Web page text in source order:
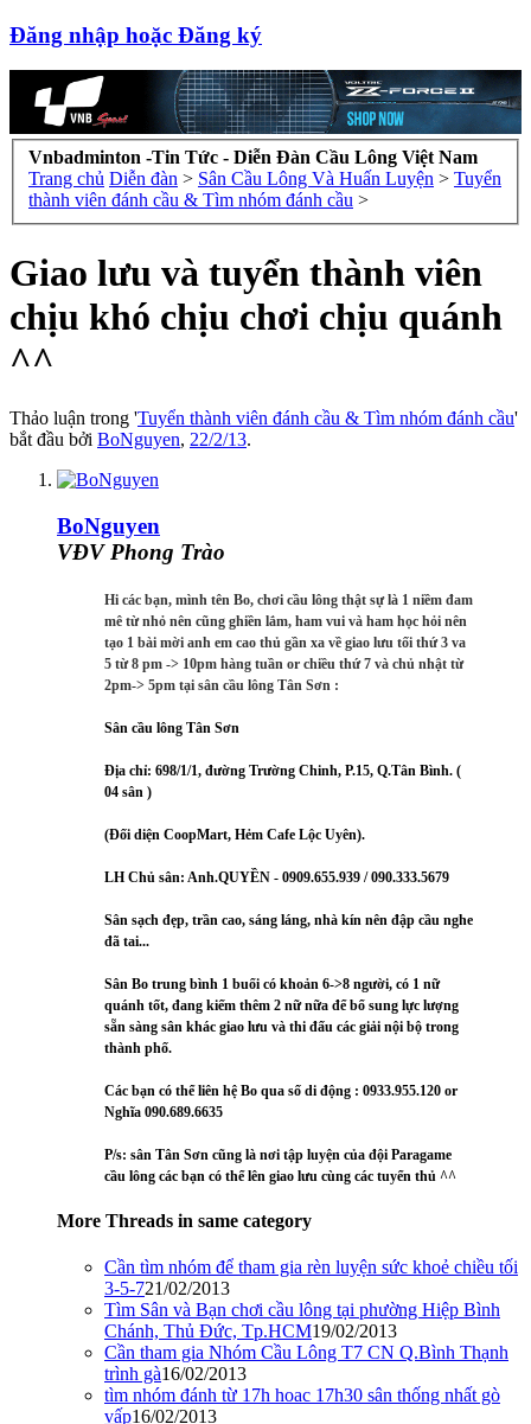
Đăng nhập hoặc Đăng ký
Vnbadminton -Tin Tức - Diễn Đàn Cầu Lông Việt Nam
Trang chủ Diễn đàn > Sân Cầu Lông Và Huấn Luyện > Tuyển
thành viên đánh cầu & Tìm nhóm đánh cầu >
Giao lưu và tuyển thành viên
chịu khó chịu chơi chịu quánh
^^
Thảo luận trong 'Tuyển thành viên đánh cầu & Tìm nhóm đánh cầu'
bắt đầu bởi BoNguyen, 22/2/13.
BoNguyen
VĐV Phong Trào
Hi các bạn, mình tên Bo, chơi cầu lông thật sự là 1 niềm đam
mê từ nhỏ nên cũng ghiền lắm, ham vui và ham học hỏi nên
tạo 1 bài mời anh em cao thủ gần xa về giao lưu tối thứ 3 va
5 từ 8 pm -> 10pm hàng tuần or chiều thứ 7 và chủ nhật từ
2pm-> 5pm tại sân cầu lông Tân Sơn :
Sân cầu lông Tân Sơn
Địa chỉ: 698/1/1, đường Trường Chinh, P.15, Q.Tân Bình. (
04 sân )
(Đối diện CoopMart, Hẻm Cafe Lộc Uyên).
LH Chủ sân: Anh.QUYỀN - 0909.655.939 / 090.333.5679
Sân sạch đẹp, trần cao, sáng láng, nhà kín nên đập cầu nghe
đã tai...
Sân Bo trung bình 1 buổi có khoản 6->8 người, có 1 nữ
quánh tốt, đang kiếm thêm 2 nữ nữa để bổ sung lực lượng
sẵn sàng sân khác giao lưu và thi đấu các giải nội bộ trong
thành phố.
Các bạn có thể liên hệ Bo qua số di động : 0933.955.120 or
Nghĩa 090.689.6635
P/s: sân Tân Sơn cũng là nơi tập luyện của đội Paragame
cầu lông các bạn có thể lên giao lưu cùng các tuyển thủ ^^
More Threads in same category
Cần tìm nhóm để tham gia rèn luyện sức khoẻ chiều tối
3-5-721/02/2013
Tìm Sân và Bạn chơi cầu lông tại phường Hiệp Bình
Chánh, Thủ Đức, Tp.HCM19/02/2013
Cần tham gia Nhóm Cầu Lông T7 CN Q.Bình Thạnh
trình gà16/02/2013
tìm nhóm đánh từ 17h hoac 17h30 sân thống nhất gò
vấp16/02/2013